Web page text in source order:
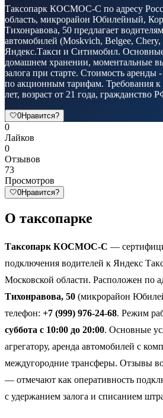
Таксопарк КОСМОС-С по адресу
область, микрорайон Юбилейный,
Тихонравова, 50 предлагает
автомобилей (Moskvich, Belgee, Chery,
Яндекс.Такси и Ситимобил.
домашнем хранении, моментальные
залога при старте. Стоимость аренды
по акционным тарифам. Требования к
лет, возраст от 21 года, гражданство
🤍0Нравится?
0
Лайков
0
Отзывов
73
Просмотров
🤍0Нравится?
О таксопарке
Таксопарк КОСМОС-С —
подключения водителей к Яндекс
Московской области. Расположен по
Тихонравова, 50 (микрорайон
телефон: +7 (999) 976-24-68. Режим
суббота с 10:00 до 20:00. Основные
агрегатору, аренда автомобилей с
междугородние трансферы. Отзывы
— отмечают как оперативность
с удержанием залога и списанием